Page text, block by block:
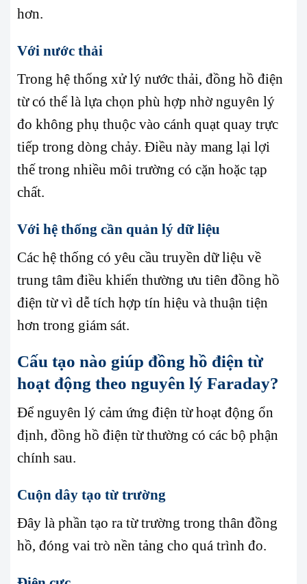
hơn.
Với nước thải
Trong hệ thống xử lý nước thải, đồng hồ điện
từ có thể là lựa chọn phù hợp nhờ nguyên lý
đo không phụ thuộc vào cánh quạt quay trực
tiếp trong dòng chảy. Điều này mang lại lợi
thế trong nhiều môi trường có cặn hoặc tạp
chất.
Với hệ thống cần quản lý dữ liệu
Các hệ thống có yêu cầu truyền dữ liệu về
trung tâm điều khiển thường ưu tiên đồng hồ
điện từ vì dễ tích hợp tín hiệu và thuận tiện
hơn trong giám sát.
Cấu tạo nào giúp đồng hồ điện từ
hoạt động theo nguyên lý Faraday?
Để nguyên lý cảm ứng điện từ hoạt động ổn
định, đồng hồ điện từ thường có các bộ phận
chính sau.
Cuộn dây tạo từ trường
Đây là phần tạo ra từ trường trong thân đồng
hồ, đóng vai trò nền tảng cho quá trình đo.